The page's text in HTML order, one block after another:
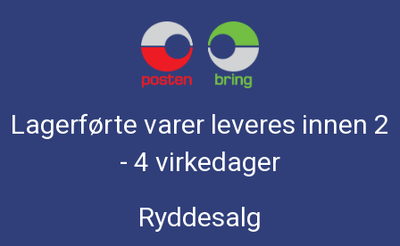
Lagerførte varer leveres innen 2
- 4 virkedager
Ryddesalg